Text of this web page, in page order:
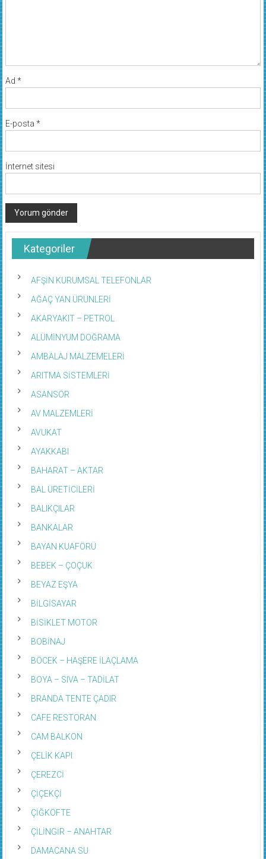
Ad *
E-posta *
İnternet sitesi
Kategoriler
AFŞİN KURUMSAL TELEFONLAR
AĞAÇ YAN ÜRÜNLERİ
AKARYAKIT – PETROL
ALÜMİNYUM DOĞRAMA
AMBALAJ MALZEMELERİ
ARITMA SİSTEMLERİ
ASANSÖR
AV MALZEMLERİ
AVUKAT
AYAKKABI
BAHARAT – AKTAR
BAL ÜRETİCİLERİ
BALIKÇILAR
BANKALAR
BAYAN KUAFÖRÜ
BEBEK – ÇOÇUK
BEYAZ EŞYA
BİLGİSAYAR
BİSİKLET MOTOR
BOBİNAJ
BÖCEK – HAŞERE İLAÇLAMA
BOYA – SIVA – TADİLAT
BRANDA TENTE ÇADIR
CAFE RESTORAN
CAM BALKON
ÇELİK KAPI
ÇEREZCİ
ÇİÇEKÇİ
ÇİĞKÖFTE
ÇİLİNGİR – ANAHTAR
DAMACANA SU